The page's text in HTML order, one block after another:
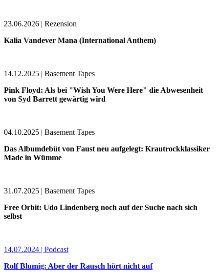
23.06.2026 | Rezension
Kalia Vandever Mana (International Anthem)
14.12.2025 | Basement Tapes
Pink Floyd: Als bei "Wish You Were Here" die Abwesenheit
von Syd Barrett gewärtig wird
04.10.2025 | Basement Tapes
Das Albumdebüt von Faust neu aufgelegt: Krautrockklassiker
Made in Wümme
31.07.2025 | Basement Tapes
Free Orbit: Udo Lindenberg noch auf der Suche nach sich
selbst
14.07.2024 | Podcast
Rolf Blumig: Aber der Rausch hört nicht auf